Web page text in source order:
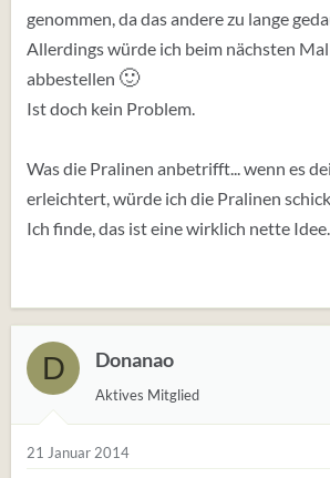
genommen, da das andere zu lange
Allerdings würde ich beim nächsten Mal
abbestellen 🙂
Ist doch kein Problem.
Was die Pralinen anbetrifft... wenn es
erleichtert, würde ich die Pralinen
Ich finde, das ist eine wirklich nette Idee.
D Donanao
Aktives Mitglied
21 Januar 2014